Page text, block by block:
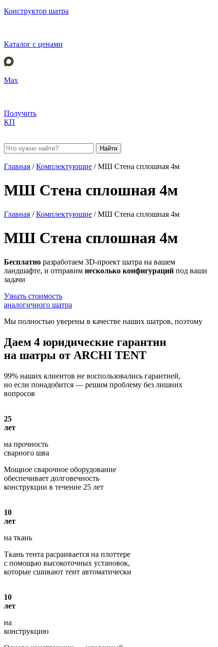
Конструктор шатра
Каталог с ценами
Max
Получить
КП
Найти
Главная /Комплектующие /МШ Стена сплошная 4м
МШ Стена сплошная 4м
Главная /Комплектующие /МШ Стена сплошная 4м
МШ Стена сплошная 4м
Бесплатно разработаем 3D-проект шатра на вашем
ландшафте, и отправим несколько конфигураций под ваши
задачи
Узнать стоимость
аналогичного шатра
Мы полностью уверены в качестве наших шатров, поэтому
Даем 4 юридические гарантии
на шатры от ARCHI TENT
99% наших клиентов не воспользовались гарантией,
но если понадобится — решим проблему без лишних
вопросов
25
лет
на прочность
сварного шва
Мощное сварочное оборудование
обеспечивает долговечность
конструкции в течение 25 лет
10
лет
на ткань
Ткань тента расраивается на плоттере
с помощью высокоточных установок,
которые сшивают тент автоматически
10
лет
на
конструкцию